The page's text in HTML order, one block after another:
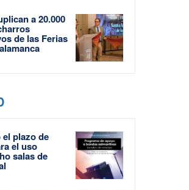
a 20.000
de las Ferias
plazo de
el uso
salas de